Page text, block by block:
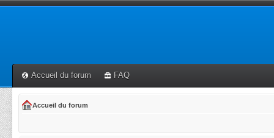
Accueil du forum FAQ
Accueil du forum